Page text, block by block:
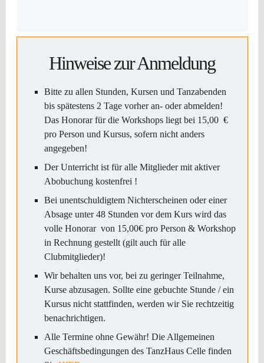
Hinweise zur Anmeldung
Bitte zu allen Stunden, Kursen und Tanzabenden
bis spätestens 2 Tage vorher an- oder abmelden!
Das Honorar für die Workshops liegt bei 15,00 €
pro Person und Kursus, sofern nicht anders
angegeben!
Der Unterricht ist für alle Mitglieder mit aktiver
Abobuchung kostenfrei !
Bei unentschuldigtem Nichterscheinen oder einer
Absage unter 48 Stunden vor dem Kurs wird das
volle Honorar von 15,00€ pro Person & Workshop
in Rechnung gestellt (gilt auch für alle
Clubmitglieder)!
Wir behalten uns vor, bei zu geringer Teilnahme,
Kurse abzusagen. Sollte eine gebuchte Stunde / ein
Kursus nicht stattfinden, werden wir Sie rechtzeitig
benachrichtigen.
Alle Termine ohne Gewähr! Die Allgemeinen
Geschäftsbedingungen des TanzHaus Celle finden